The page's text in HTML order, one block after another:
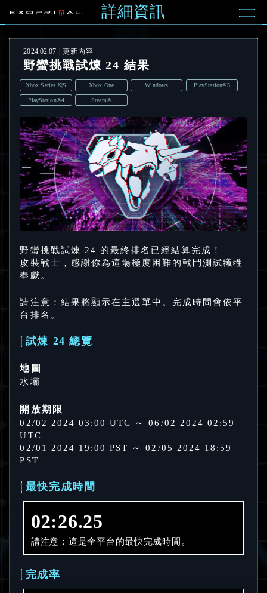
詳細資訊
2024.02.07 更新內容
野蠻挑戰試煉 24 結果
Xbox Series X|S Xbox One Windows PlayStation®5
PlayStation®4 Steam®
野蠻挑戰試煉 24 的最終排名已經結算完成！
攻裝戰士，感謝你為這場極度困難的戰鬥測試犧牲
奉獻。
請注意：結果將顯示在主選單中。完成時間會依平
台排名。
試煉 24 總覽
地圖
水壩
開放期限
02/02 2024 03:00 UTC ～ 06/02 2024 02:59
UTC
02/01 2024 19:00 PST ～ 02/05 2024 18:59
PST
最快完成時間
02:26.25
請注意：這是全平台的最快完成時間。
完成率